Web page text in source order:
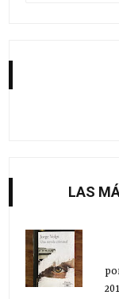
LAS